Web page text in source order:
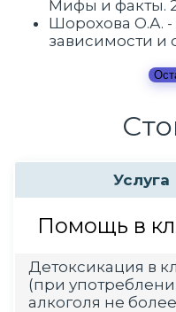
Мифы и факты.
Шорохова О.А.
зависимости и
Услуга
Помощь в
Детоксикация в
(при
алкоголя не более